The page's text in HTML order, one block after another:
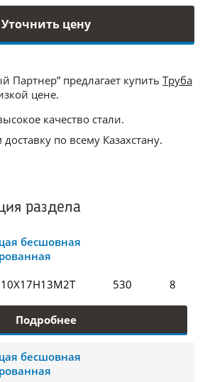
Уточнить цену
Партнер” предлагает купить Труба
цене.
качество стали.
по всему Казахстану.
раздела
бесшовная
530 8
Подробнее
бесшовная